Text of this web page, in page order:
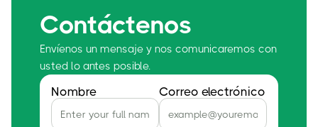
Contáctenos
Envíenos un mensaje y nos comunicaremos con
usted lo antes posible.
Nombre Correo electrónico